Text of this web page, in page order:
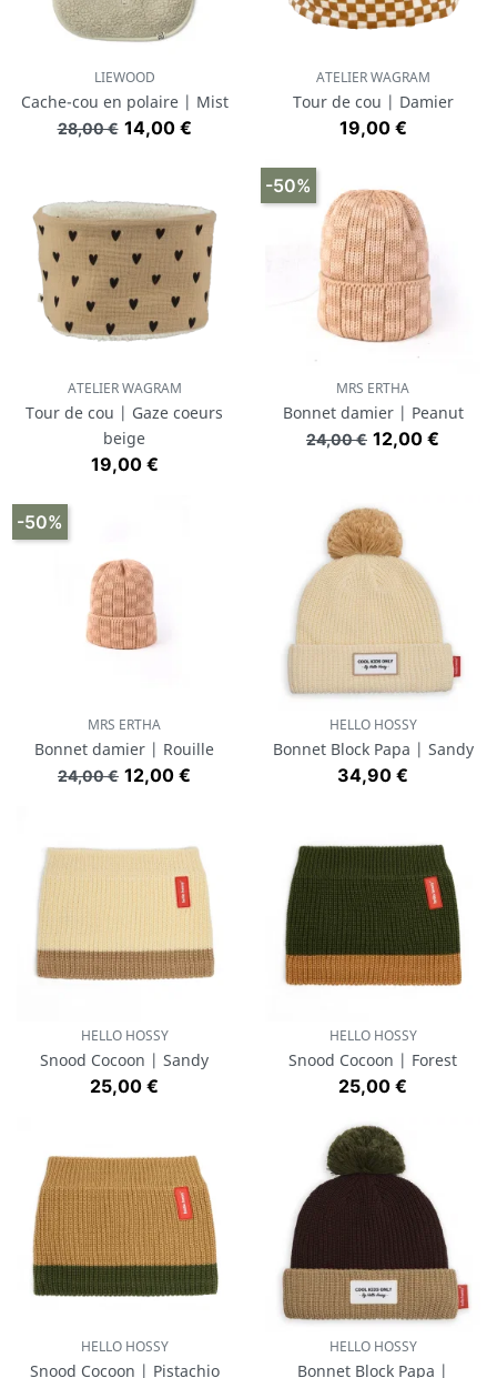
LIEWOOD
Cache-cou en polaire | Mist
Prix de base
28,00 € Prix
14,00 €
ATELIER WAGRAM
Tour de cou | Damier
Prix
19,00 €
ATELIER WAGRAM
Tour de cou | Gaze coeurs
beige
Prix
19,00 €
MRS ERTHA
Bonnet damier | Peanut
Prix de base
24,00 € Prix
12,00 €
-50%
MRS ERTHA
Bonnet damier | Rouille
Prix de base
24,00 € Prix
12,00 €
-50%
HELLO HOSSY
Bonnet Block Papa | Sandy
Prix
34,90 €
HELLO HOSSY
Snood Cocoon | Sandy
Prix
25,00 €
HELLO HOSSY
Snood Cocoon | Forest
Prix
25,00 €
HELLO HOSSY
Snood Cocoon | Pistachio
HELLO HOSSY
Bonnet Block Papa |